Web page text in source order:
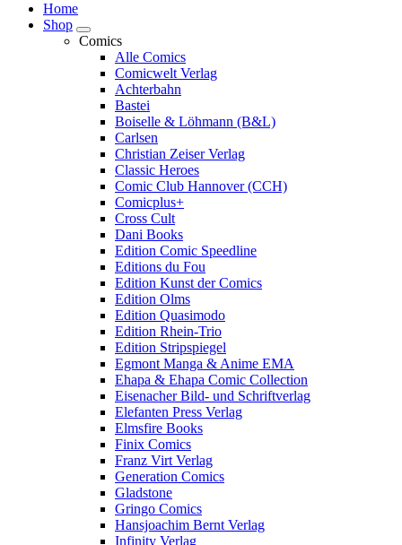
Home
Shop
Comics
Alle Comics
Comicwelt Verlag
Achterbahn
Bastei
Boiselle & Löhmann (B&L)
Carlsen
Christian Zeiser Verlag
Classic Heroes
Comic Club Hannover (CCH)
Comicplus+
Cross Cult
Dani Books
Edition Comic Speedline
Editions du Fou
Edition Kunst der Comics
Edition Olms
Edition Quasimodo
Edition Rhein-Trio
Edition Stripspiegel
Egmont Manga & Anime EMA
Ehapa & Ehapa Comic Collection
Eisenacher Bild- und Schriftverlag
Elefanten Press Verlag
Elmsfire Books
Finix Comics
Franz Virt Verlag
Generation Comics
Gladstone
Gringo Comics
Hansjoachim Bernt Verlag
Infinity Verlag